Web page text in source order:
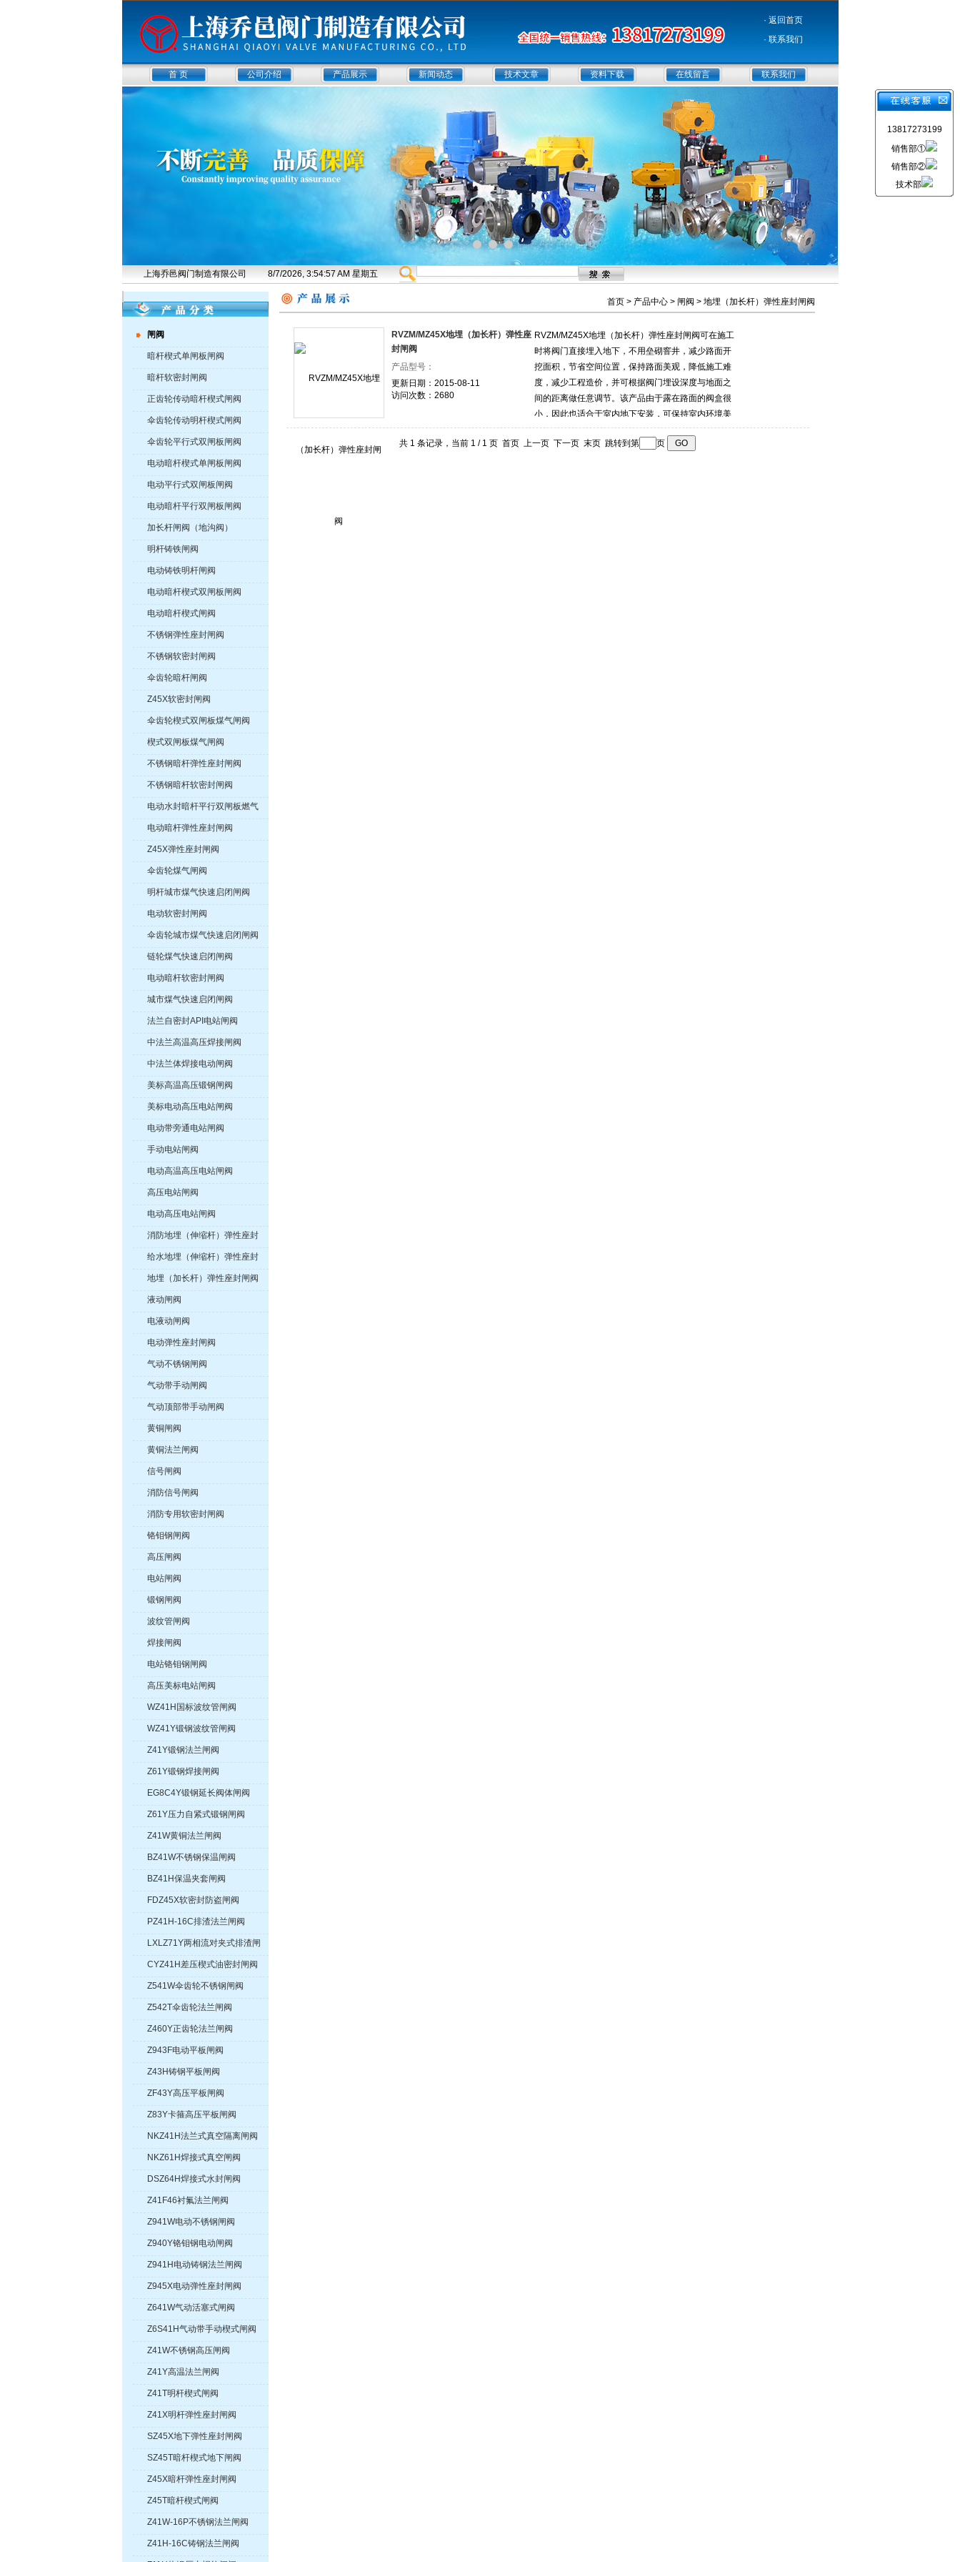
· 返回首页
· 联系我们
首 页 公司介绍 产品展示 新闻动态 技术文章 资料下载 在线留言 联系我们
上海乔邑阀门制造有限公司 8/7/2026, 3:54:58 AM 星期五
闸阀
暗杆楔式单闸板闸阀
暗杆软密封闸阀
正齿轮传动暗杆楔式闸阀
伞齿轮传动明杆楔式闸阀
伞齿轮平行式双闸板闸阀
电动暗杆楔式单闸板闸阀
电动平行式双闸板闸阀
电动暗杆平行双闸板闸阀
加长杆闸阀（地沟阀）
明杆铸铁闸阀
电动铸铁明杆闸阀
电动暗杆楔式双闸板闸阀
电动暗杆楔式闸阀
不锈钢弹性座封闸阀
不锈钢软密封闸阀
伞齿轮暗杆闸阀
Z45X软密封闸阀
伞齿轮楔式双闸板煤气闸阀
楔式双闸板煤气闸阀
不锈钢暗杆弹性座封闸阀
不锈钢暗杆软密封闸阀
电动水封暗杆平行双闸板燃气
紧急切断阀
电动暗杆弹性座封闸阀
Z45X弹性座封闸阀
伞齿轮煤气闸阀
明杆城市煤气快速启闭闸阀
电动软密封闸阀
伞齿轮城市煤气快速启闭闸阀
链轮煤气快速启闭闸阀
电动暗杆软密封闸阀
城市煤气快速启闭闸阀
法兰自密封API电站闸阀
中法兰高温高压焊接闸阀
中法兰体焊接电动闸阀
美标高温高压锻钢闸阀
美标电动高压电站闸阀
电动带旁通电站闸阀
手动电站闸阀
电动高温高压电站闸阀
高压电站闸阀
电动高压电站闸阀
消防地埋（伸缩杆）弹性座封
闸阀
给水地埋（伸缩杆）弹性座封
闸阀
地埋（加长杆）弹性座封闸阀
液动闸阀
电液动闸阀
电动弹性座封闸阀
气动不锈钢闸阀
气动带手动闸阀
气动顶部带手动闸阀
黄铜闸阀
黄铜法兰闸阀
信号闸阀
消防信号闸阀
消防专用软密封闸阀
铬钼钢闸阀
高压闸阀
电站闸阀
锻钢闸阀
波纹管闸阀
焊接闸阀
电站铬钼钢闸阀
高压美标电站闸阀
WZ41H国标波纹管闸阀
WZ41Y锻钢波纹管闸阀
Z41Y锻钢法兰闸阀
Z61Y锻钢焊接闸阀
EG8C4Y锻钢延长阀体闸阀
Z61Y压力自紧式锻钢闸阀
Z41W黄铜法兰闸阀
BZ41W不锈钢保温闸阀
BZ41H保温夹套闸阀
FDZ45X软密封防盗闸阀
PZ41H-16C排渣法兰闸阀
LXLZ71Y两相流对夹式排渣闸
阀
CYZ41H差压楔式油密封闸阀
Z541W伞齿轮不锈钢闸阀
Z542T伞齿轮法兰闸阀
Z460Y正齿轮法兰闸阀
Z943F电动平板闸阀
Z43H铸钢平板闸阀
ZF43Y高压平板闸阀
Z83Y卡箍高压平板闸阀
NKZ41H法兰式真空隔离闸阀
NKZ61H焊接式真空闸阀
DSZ64H焊接式水封闸阀
Z41F46衬氟法兰闸阀
Z941W电动不锈钢闸阀
Z940Y铬钼钢电动闸阀
Z941H电动铸钢法兰闸阀
Z945X电动弹性座封闸阀
Z641W气动活塞式闸阀
Z6S41H气动带手动楔式闸阀
Z41W不锈钢高压闸阀
Z41Y高温法兰闸阀
Z41T明杆楔式闸阀
Z41X明杆弹性座封闸阀
SZ45X地下弹性座封闸阀
SZ45T暗杆楔式地下闸阀
Z45X暗杆弹性座封闸阀
Z45T暗杆楔式闸阀
Z41W-16P不锈钢法兰闸阀
Z41H-16C铸钢法兰闸阀
首页> 产品中心> 闸阀 > 地埋（加长杆）弹性座封闸阀
RVZM/MZ45X地埋（加长杆）弹性座
封闸阀
产品型号：
更新日期：2015-08-11
访问次数：2680
RVZM/MZ45X地埋（加长杆）弹性座封闸阀可在施工
时将阀门直接埋入地下，不用垒砌窨井，减少路面开
挖面积，节省空间位置，保持路面美观，降低施工难
度，减少工程造价，并可根据阀门埋设深度与地面之
间的距离做任意调节。该产品由于露在路面的阀盒很
小，因此也适合于室内地下安装，可保持室内环境美
观。 可用于城镇给管网、小区给、小区水暖、园林绿
化、、铁路、、等。
共 1 条记录，当前 1 / 1 页 首页 上一页 下一页 末页 跳转到第 页
13817273199
销售部①
销售部②
技术部